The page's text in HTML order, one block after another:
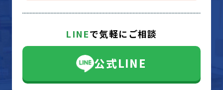
LINEで気軽にご相談
公式LINE